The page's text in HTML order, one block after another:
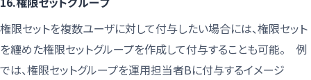
権限セットを複数ユーザに対して付与したい場合には、権限セット
を纏めた権限セットグループを作成して付与することも可能。 例
では、権限セットグループを運用担当者Bに付与するイメージ